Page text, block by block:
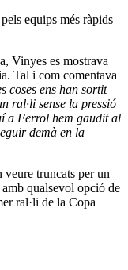
equips més ràpids
Vinyes es mostrava
Tal i com comentava
coses ens han sortit
ral·li sense la pressió
a Ferrol hem gaudit al
demà en la
veure truncats per un
qualsevol opció de
ral·li de la Copa